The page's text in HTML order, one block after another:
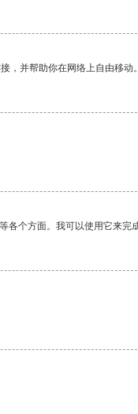
，并帮助你在网络上自由移动。
个方面。我可以使用它来完